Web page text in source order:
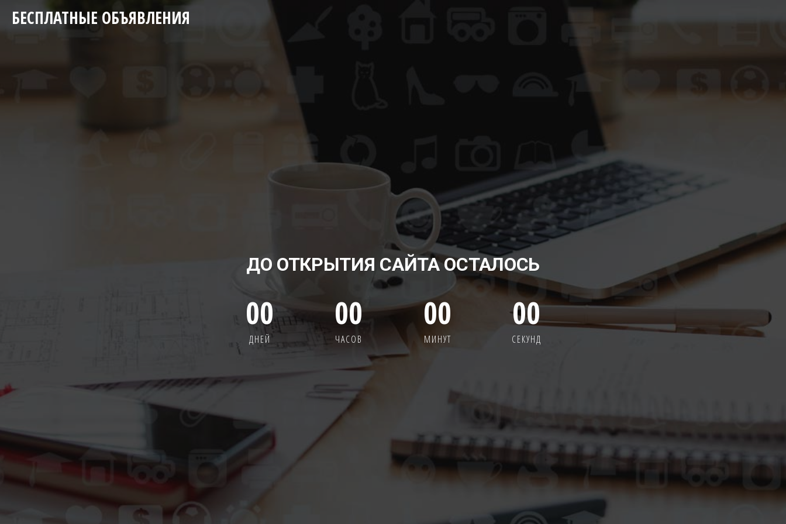
БЕСПЛАТНЫЕ ОБЪЯВЛЕНИЯ
ДО ОТКРЫТИЯ САЙТА ОСТАЛОСЬ
00
ДНЕЙ
00
ЧАСОВ
00
МИНУТ
00
СЕКУНД